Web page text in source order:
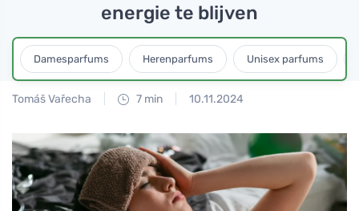
energie te blijven
Damesparfums Herenparfums Unisex parfums
Tomáš Vařecha 7 min 10.11.2024